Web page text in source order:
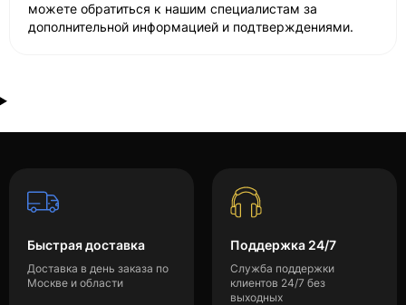
можете обратиться к нашим специалистам за
дополнительной информацией и подтверждениями.
Быстрая доставка
Доставка в день заказа по
Москве и области
Поддержка 24/7
Служба поддержки
клиентов 24/7 без
выходных